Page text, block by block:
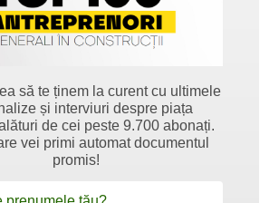
să te ținem la curent cu ultimele
și interviuri despre piața
de cei peste 9.700 abonați.
vei primi automat documentul
promis!